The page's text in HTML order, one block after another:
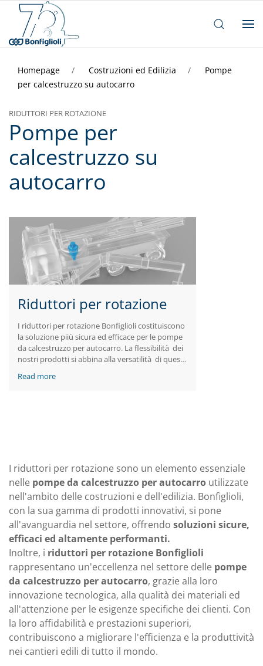
Homepage Costruzioni ed Edilizia
Pompe
per calcestruzzo su autocarro
RIDUTTORI PER ROTAZIONE
Pompe per
calcestruzzo su
autocarro
Riduttori per rotazione
I riduttori per rotazione Bonfiglioli costituiscono
la soluzione piiù sicura ed efficace per le pompe
da calcestruzzo per autocarro. La flessibilità dei
nostri prodotti si abbina alla versatilità di questa
la manovrabilità massime.
Read more
I riduttori per rotazione sono un elemento essenziale
nelle pompe da calcestruzzo per autocarro utilizzate
nell'ambito delle costruzioni e dell'edilizia. Bonfiglioli,
con la sua gamma di prodotti innovativi, si pone
all'avanguardia nel settore, offrendo soluzioni sicure,
efficaci ed altamente performanti.
Inoltre, i riduttori per rotazione Bonfiglioli
rappresentano un'eccellenza nel settore delle pompe
da calcestruzzo per autocarro, grazie alla loro
innovazione tecnologica, alla qualità dei materiali ed
all'attenzione per le esigenze specifiche dei clienti. Con
la loro affidabilità e prestazioni superiori,
contribuiscono a migliorare l'efficienza e la produttività
nei cantieri edili di tutto il mondo.